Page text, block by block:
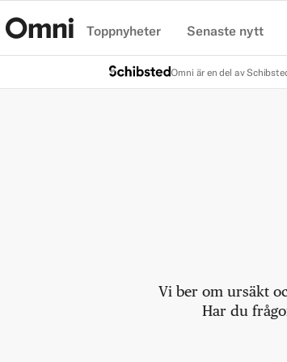
Toppnyheter Senaste nytt
Omni är en del av
Vi ber om ursäkt
Har du